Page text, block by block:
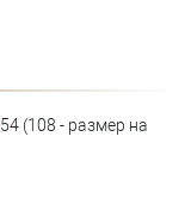
54 (108 - размер на